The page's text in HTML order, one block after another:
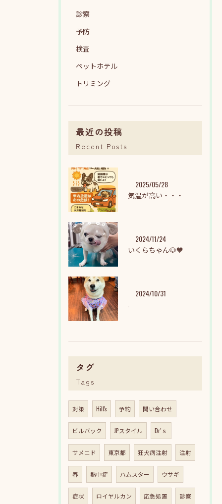
診察
予防
検査
ペットホテル
トリミング
最近の投稿
Recent Posts
2025/05/28
気温が高い・・・
2024/11/24
いくらちゃん🐶🧡
2024/10/31
タグ
Tags
対策 Hill's 予約 問い合わせ
ビルバック JPスタイル Dr’ｓ
サメニド 東京都 狂犬病注射 注射
春 熱中症 ハムスター ウサギ
症状 ロイヤルカン 応急処置 診察